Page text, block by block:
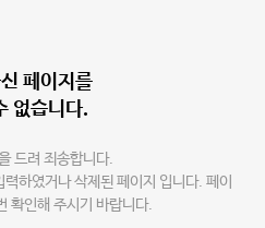
페이지를
없습니다.
드려 죄송합니다.
하였거나 삭제된 페이지 입니다. 페이
확인해 주시기 바랍니다.